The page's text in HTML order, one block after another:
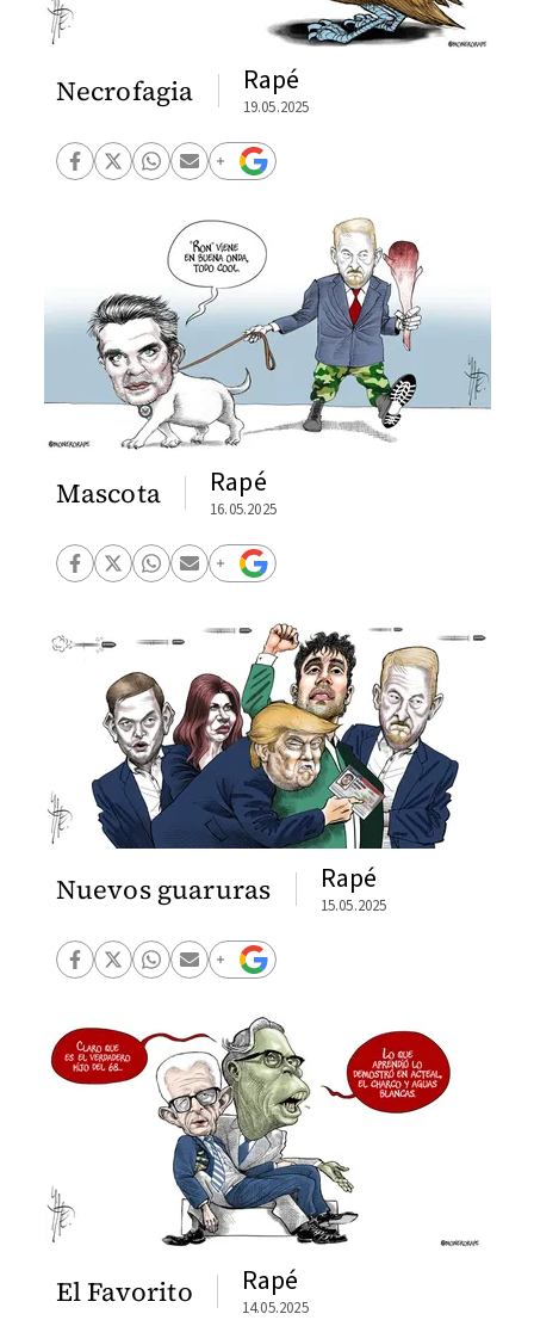
Necrofagia Rapé
19.05.2025
Mascota Rapé
16.05.2025
Nuevos guaruras Rapé
15.05.2025
El Favorito Rapé
14.05.2025